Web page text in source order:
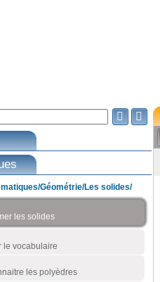
 
Géométrie/Les solides/
les solides
le vocabulaire
les polyèdres